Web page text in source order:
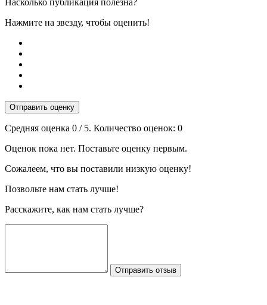
Насколько публикация полезна?
Нажмите на звезду, чтобы оценить!
Отправить оценку
Средняя оценка 0 / 5. Количество оценок: 0
Оценок пока нет. Поставьте оценку первым.
Сожалеем, что вы поставили низкую оценку!
Позвольте нам стать лучше!
Расскажите, как нам стать лучше?
Отправить отзыв